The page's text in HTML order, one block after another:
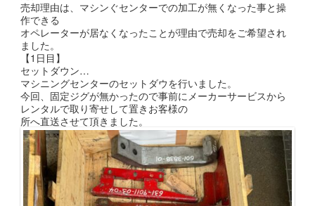
売却理由は、マシンぐセンターでの加工が無くなった事と操
作できる
オペレーターが居なくなったことが理由で売却をご希望され
ました。
【1日目】
セットダウン…
マシニングセンターのセットダウを行いました。
今回、固定ジグが無かったので事前にメーカーサービスから
レンタルで取り寄せして置きお客様の
所へ直送させて頂きました。